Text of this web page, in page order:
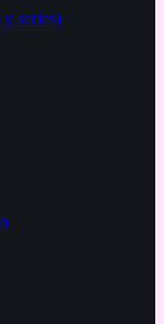
series)